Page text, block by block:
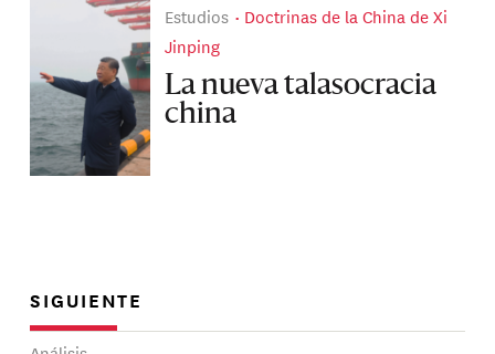
Estudios
Doctrinas de la China de Xi
Jinping
La nueva talasocracia
china
SIGUIENTE